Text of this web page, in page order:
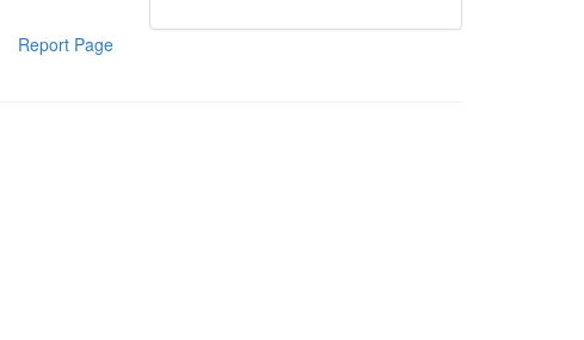
Report Page